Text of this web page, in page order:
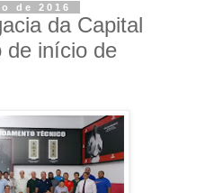
de 2016
da Capital
de início de